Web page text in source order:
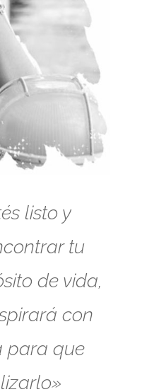
listo y
tu
de vida,
con
para que